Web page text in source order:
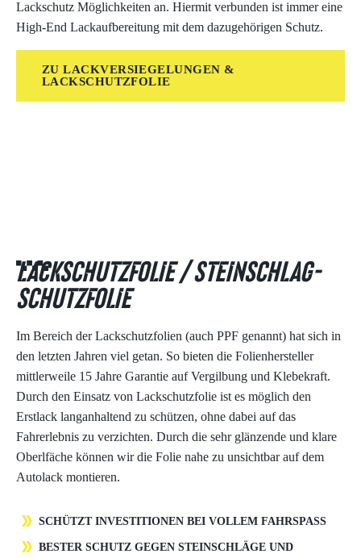
Lackschutz Möglichkeiten an. Hiermit verbunden ist immer eine
High-End Lackaufbereitung mit dem dazugehörigen Schutz.
ZU LACKVERSIEGELUNGEN &
LACKSCHUTZFOLIE
Lack­schutz­folie / Stein­schlag­
schutz­folie
Im Bereich der Lack­schutz­folien (auch PPF genannt) hat sich in
den letzten Jahren viel getan. So bieten die Folienhersteller
mittlerweile 15 Jahre Garantie auf Vergilbung und Klebekraft.
Durch den Einsatz von Lack­schutz­folie ist es möglich den
Erstlack langanhaltend zu schützen, ohne dabei auf das
Fahrerlebnis zu verzichten. Durch die sehr glänzende und klare
Oberlfäche können wir die Folie nahe zu unsichtbar auf dem
Autolack montieren.
SCHÜTZT INVESTITIONEN BEI VOLLEM FAHRSPASS
BESTER SCHUTZ GEGEN STEINSCHLÄGE UND